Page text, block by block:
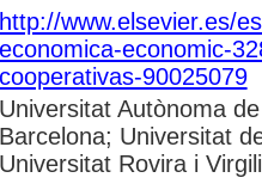
http://www.elsevier.es/
economica-economic-
cooperativas-90025079
Universitat Autònoma
Barcelona; Universitat
Universitat Rovira i